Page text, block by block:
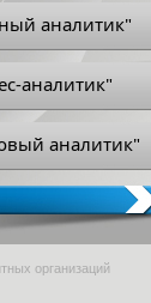
аналитик"
аналитик"
аналитик"
организаций